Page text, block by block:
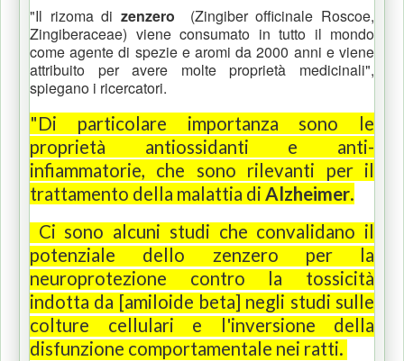
"Il rizoma di zenzero (Zingiber officinale Roscoe,
Zingiberaceae) viene consumato in tutto il mondo
come agente di spezie e aromi da 2000 anni e viene
attribuito per avere molte proprietà medicinali",
spiegano i ricercatori.
"Di particolare importanza sono le
proprietà antiossidanti e anti-
infiammatorie, che sono rilevanti per il
trattamento della malattia di Alzheimer.
Ci sono alcuni studi che convalidano il
potenziale dello zenzero per la
neuroprotezione contro la tossicità
indotta da [amiloide beta] negli studi sulle
colture cellulari e l'inversione della
disfunzione comportamentale nei ratti.